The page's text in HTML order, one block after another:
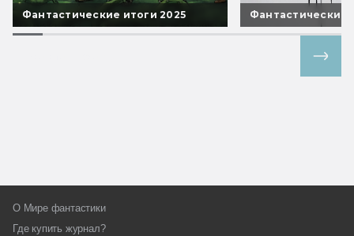
Фантастические итоги 2025 Фантастические
О Мире фантастики
Где купить журнал?